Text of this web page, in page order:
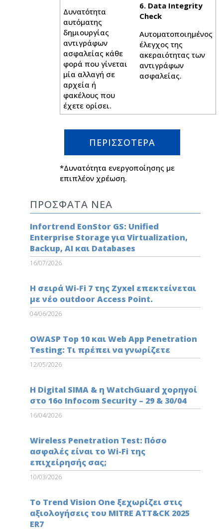
Δυνατότητα
αυτόματης
δημιουργίας
αντιγράφων
ασφαλείας κάθε
φορά που γίνεται
μία αλλαγή σε
αρχεία ή
φακέλους που
έχετε ορίσει.
6. Data Integrity
Check
Αυτοματοποιημένος
έλεγχος της
ακεραιότητας των
αντιγράφων
ασφαλείας.
ΠΕΡΙΣΣΟΤΕΡΑ
*Δυνατότητα ενεργοποίησης με
επιπλέον χρέωση.
ΠΡΟΣΦΑΤΑ ΝΕΑ
Infortrend EonStor GS: Unified
Enterprise Storage για Virtualization,
Backup, AI και Databases
16/07/2026
Η σειρά Wi-Fi 7 της Zyxel επεκτείνεται
με νέο outdoor Access Point.
04/06/2026
OWASP Top 10 και Web App Penetration
Testing: Τι πρέπει να γνωρίζετε
12/05/2026
Η Digital SIMA & η WatchGuard χορηγοί
στο 16ο Infocom Security – 29 & 30/04
16/04/2026
Wireless Penetration Test: Πόσο
ασφαλές είναι το Wi-Fi της
επιχείρησής σας;
10/03/2026
Το Trend Vision One ξεχωρίζει στις
αξιολογήσεις του MITRE ATT&CK 2025
ER7